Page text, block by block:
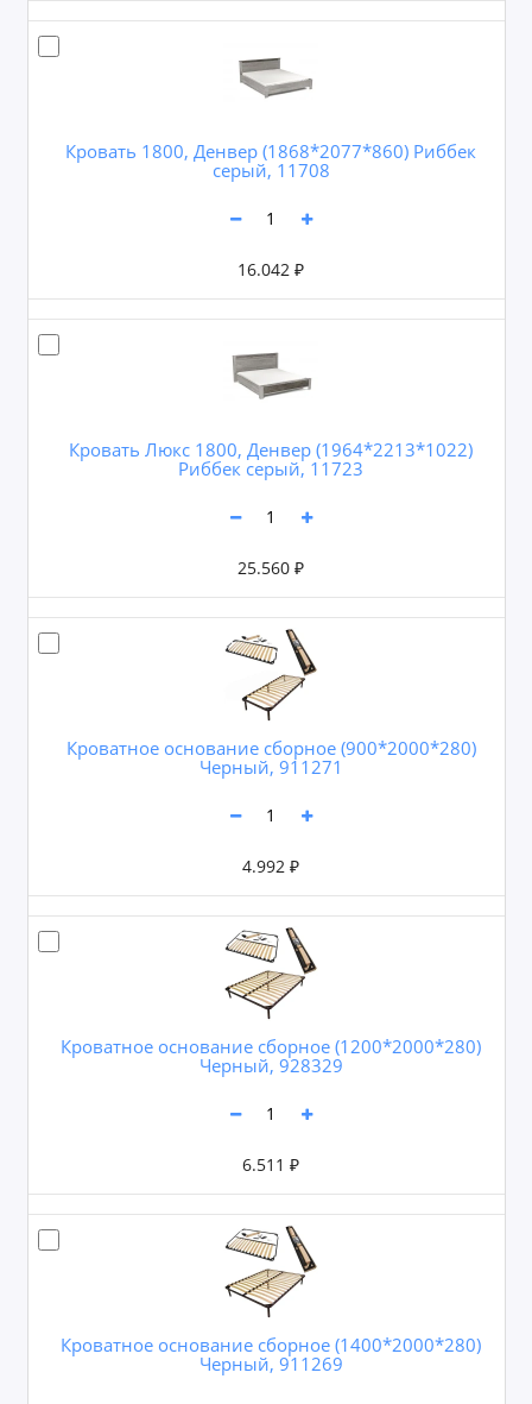
Кровать 1800, Денвер (1868*2077*860) Риббек
серый, 11708
16.042 ₽
Кровать Люкс 1800, Денвер (1964*2213*1022)
Риббек серый, 11723
25.560 ₽
Кроватное основание сборное (900*2000*280)
Черный, 911271
4.992 ₽
Кроватное основание сборное (1200*2000*280)
Черный, 928329
6.511 ₽
Кроватное основание сборное (1400*2000*280)
Черный, 911269